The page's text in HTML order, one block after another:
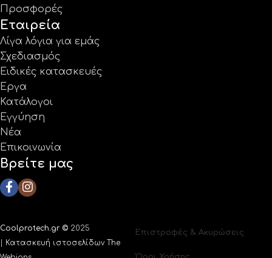
Προσφορές
Εταιρεία
Λίγα λόγια για εμάς
Σχεδιασμός
Ειδικές κατασκευές
Έργα
Κατάλογοι
Εγγύηση
Νέα
Επικοινωνία
Βρείτε μας
Coolprotech.gr © 2025
Κατασκευή ιστοσελίδων The
Επιστροφές & Ακυρώσεις